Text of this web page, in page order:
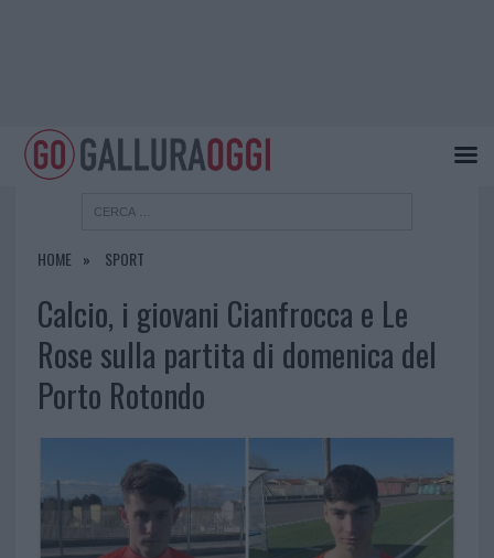
HOME SPORT
Calcio, i giovani Cianfrocca e Le
Rose sulla partita di domenica del
Porto Rotondo